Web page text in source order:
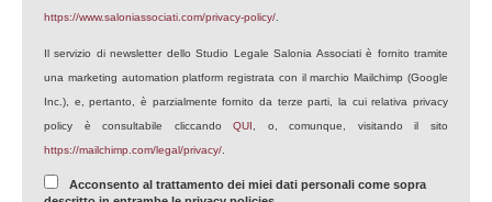
https://www.saloniassociati.com/privacy-policy/
Il servizio di newsletter dello Studio Legale Salonia Associati è fornito tramite
una marketing automation platform registrata con il marchio Mailchimp (Google
Inc.), e, pertanto, è parzialmente fornito da terze parti, la cui relativa privacy
policy è consultabile cliccandoQUI
, o, comunque, visitando il sito
https://mailchimp.com/legal/privacy/
Acconsento al trattamento dei miei dati personali come sopra